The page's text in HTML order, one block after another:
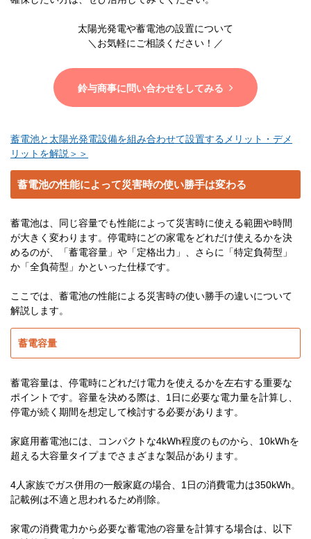
太陽光発電や蓄電池の設置について
＼お気軽にご相談ください！／
鈴与商事に問い合わせをしてみる
蓄電池と太陽光発電設備を組み合わせて設置するメリット・デメ
リットを解説＞＞
蓄電池の性能によって災害時の使い勝手は変わる
蓄電池は、同じ容量でも性能によって災害時に使える範囲や時間
が大きく変わります。停電時にどの家電をどれだけ使えるかを決
めるのが、「蓄電容量」や「定格出力」、さらに「特定負荷型」
か「全負荷型」かといった仕様です。
ここでは、蓄電池の性能による災害時の使い勝手の違いについて
解説します。
蓄電容量
蓄電容量は、停電時にどれだけ電力を使えるかを左右する重要な
ポイントです。容量を決める際は、1日に必要な電力量を計算し、
停電が続く期間を想定して検討する必要があります。
家庭用蓄電池には、コンパクトな4kWh程度のものから、10kWhを
超える大容量タイプまでさまざまな製品があります。
4人家族でガス併用の一般家庭の場合、1日の消費電力は350kWh。
記載例は不適と思われるため削除。
家電の消費電力から必要な蓄電池の容量を計算する場合は、以下